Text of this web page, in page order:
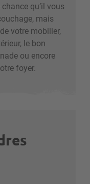
qu’il vous
mais
votre mobilier,
le bon
ou encore
foyer.